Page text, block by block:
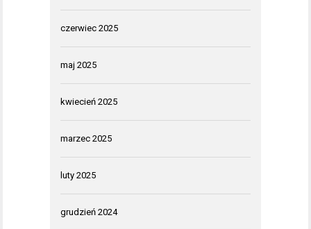
czerwiec 2025
maj 2025
kwiecień 2025
marzec 2025
luty 2025
grudzień 2024